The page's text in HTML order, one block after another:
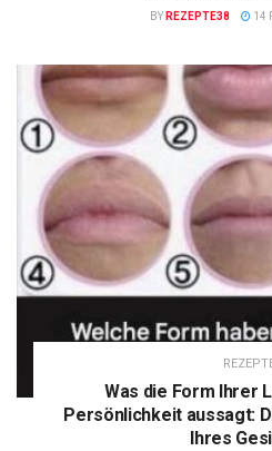
BY REZEPTE38 14
Was die Form Ihrer
Persönlichkeit aussagt:
Ihres